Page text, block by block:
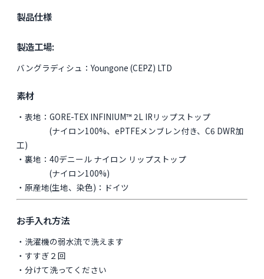
製品仕様
製造工場:
バングラディシュ：Youngone (CEPZ) LTD
素材
・表地：GORE-TEX INFINIUM™ 2L IRリップストップ
(ナイロン100%、ePTFEメンブレン付き、C6 DWR加
工)
・裏地：40デニール ナイロン リップストップ
(ナイロン100%)
・原産地(生地、染色)：ドイツ
お手入れ方法
・洗濯機の弱水流で洗えます
・すすぎ２回
・分けて洗ってください